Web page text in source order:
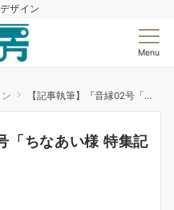
ザイン
Menu
【記事執筆】『音縁02号「ちなあい様 特集記事」』
「ちなあい様 特集記